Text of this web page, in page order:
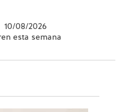
08/2026
esta semana